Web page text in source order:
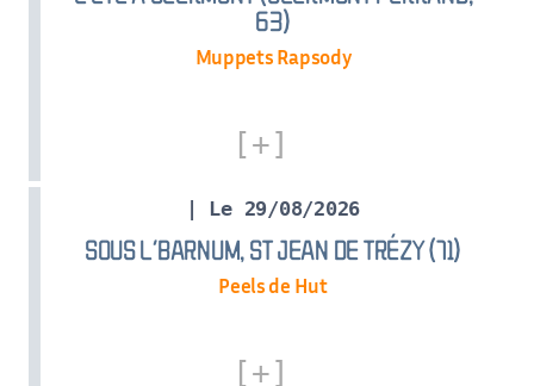
63)
Muppets Rapsody
| Le 29/08/2026
SOUS L’BARNUM, ST JEAN DE TRÉZY (71)
Peels de Hut